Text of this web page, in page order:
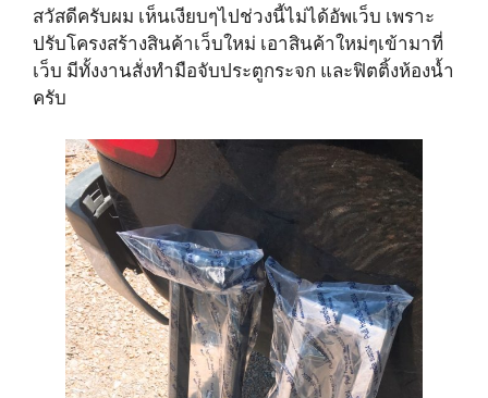
สวัสดีครับผม เห็นเงียบๆไปช่วงนี้ไม่ได้อัพเว็บ เพราะ
ปรับโครงสร้างสินค้าเว็บใหม่ เอาสินค้าใหม่ๆเข้ามาที่
เว็บ มีทั้งงานสั่งทำมือจับประตูกระจก และฟิตติ้งห้องน้ำ
ครับ